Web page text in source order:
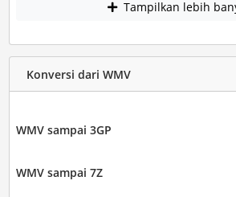
Tampilkan lebih
Konversi dari WMV
WMV sampai 3GP
WMV sampai 7Z